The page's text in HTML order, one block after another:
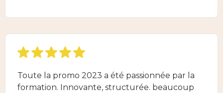
Toute la promo 2023 a été passionnée par la
formation. Innovante, structurée. beaucoup